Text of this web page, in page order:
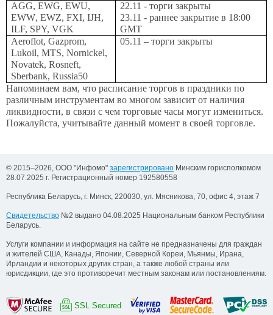
AGG,EWG,EWU,
EWW,EWZ,FXI, IJH,
ILF, SPY, VGK
22.11 - торги закрыты
23.11 - раннее закрытие в 18:00
GMT
Aeroflot, Gazprom,
Lukoil, MTS, Nornickel,
Novatek, Rosneft,
Sberbank, Russia50
05.11 – торги закрыты
Напоминаем вам, что расписание торгов в праздники по
различным инструментам во многом зависит от наличия
ликвидности, в связи с чем торговые часы могут измениться.
Пожалуйста, учитывайте данный момент в своей торговле.
© 2015–2026, ООО "Инфомо" зарегистрировано Минским горисполкомом
28.07.2025 г. Регистрационный номер 192580558
Республика Беларусь, г. Минск, 220030, ул. Мясникова, 70, офис 4, этаж 7
Свидетельство №2 выдано 04.08.2025 Национальным банком Республики
Беларусь.
Услуги компании и информация на сайте не предназначены для граждан
и жителей США, Канады, Японии, Северной Кореи, Мьянмы, Ирана,
Ирландии и некоторых других стран, а также любой страны или
юрисдикции, где это противоречит местным законам или постановлениям.
SSL Secured